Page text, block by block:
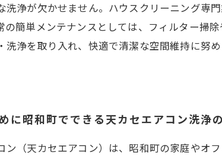
洗浄が欠かせません。ハウスクリーニング専
の簡単メンテナンスとしては、フィルター掃
洗浄を取り入れ、快適で清潔な空間維持に努
に昭和町でできる天カセエアコン洗浄
ン（天カセエアコン）は、昭和町の家庭やオ